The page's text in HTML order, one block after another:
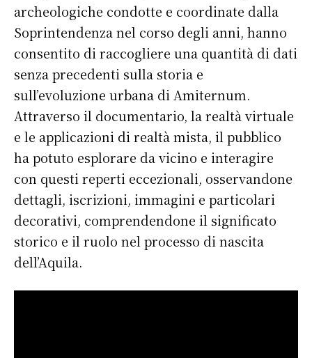
archeologiche condotte e coordinate dalla
Soprintendenza nel corso degli anni, hanno
consentito di raccogliere una quantità di dati
senza precedenti sulla storia e
sull’evoluzione urbana di Amiternum.
Attraverso il documentario, la realtà virtuale
e le applicazioni di realtà mista, il pubblico
ha potuto esplorare da vicino e interagire
con questi reperti eccezionali, osservandone
dettagli, iscrizioni, immagini e particolari
decorativi, comprendendone il significato
storico e il ruolo nel processo di nascita
dell’Aquila.